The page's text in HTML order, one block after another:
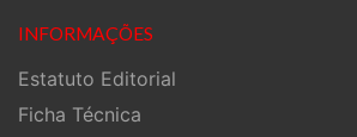
INFORMAÇÕES
Estatuto Editorial
Ficha Técnica